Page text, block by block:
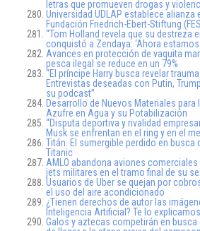
letras que promueven drogas y
Universidad UDLAP establece alianza
Fundación Friedrich-Ebert-Stiftung
“Tom Holland revela que su destreza
conquistó a Zendaya: ‘Ahora
Avances en protección de vaquita
pesca ilegal se reduce en un 79%
“El príncipe Harry busca revelar
Entrevistas deseadas con Putin,
su podcast”
Desarrollo de Nuevos Materiales para
Azufre en Agua y su Potabilización
“Disputa deportiva y rivalidad
Musk se enfrentan en el ring y en el
Titán: El sumergible perdido en busca
Titanic
AMLO abandona aviones
jets militares en el tramo final de su
Usuarios de Uber se quejan por
el uso del aire acondicionado
¿Tienen derechos de autor las
Inteligencia Artificial? Te lo explicamos.
Galos y aztecas competirán en busca